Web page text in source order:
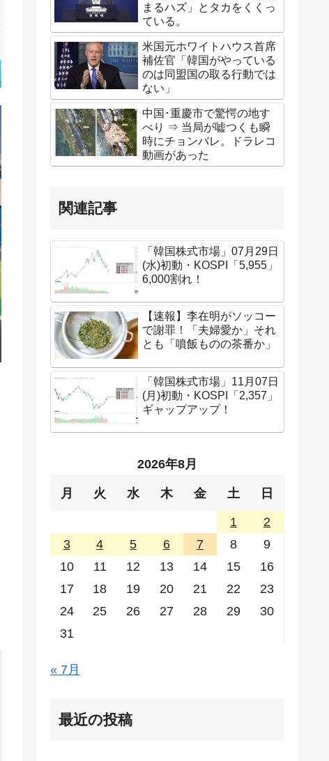
まるハズ」とタカをくくっ
ている。
米国元ホワイトハウス首席
補佐官「韓国がやっている
のは同盟国の取る行動では
ない」
中国･重慶市で驚愕の地す
べり ⇒ 当局が嘘つくも瞬
時にチョンバレ。ドラレコ
動画があった
関連記事
「韓国株式市場」07月29日
(水)初動・KOSPI「5,955」
6,000割れ！
【速報】李在明がソッコー
で謝罪！「夫婦愛か」それ
とも「噴飯ものの茶番か」
「韓国株式市場」11月07日
(月)初動・KOSPI「2,357」
ギャップアップ！
2026年8月
月 火 水 木 金 土 日
1
2
3
4 5 6 7 8
9
10
11 12 13 14 15
16
17
18 19 20 21 22
23
24
25 26 27 28 29
30
31
« 7月
最近の投稿